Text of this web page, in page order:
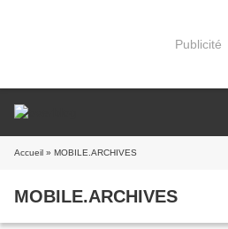
Publicité
Accueil » MOBILE.ARCHIVES
MOBILE.ARCHIVES